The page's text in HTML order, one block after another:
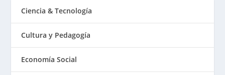
Ciencia & Tecnología
Cultura y Pedagogía
Economía Social